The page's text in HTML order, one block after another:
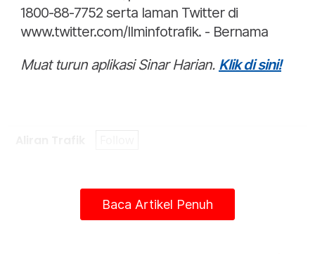
1800-88-7752 serta laman Twitter di
www.twitter.com/llminfotrafik. - Bernama
Muat turun aplikasi Sinar Harian. Klik di sini!
Baca Artikel Penuh